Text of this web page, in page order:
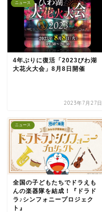
ニュース
4年ぶりに復活「2023びわ湖
大花火大会」8月8日開催
2023年7月27日
ニュース
全国の子どもたちでドラえも
んの楽器隊を結成！『ドラド
ラ♪シンフォニープロジェク
ト』